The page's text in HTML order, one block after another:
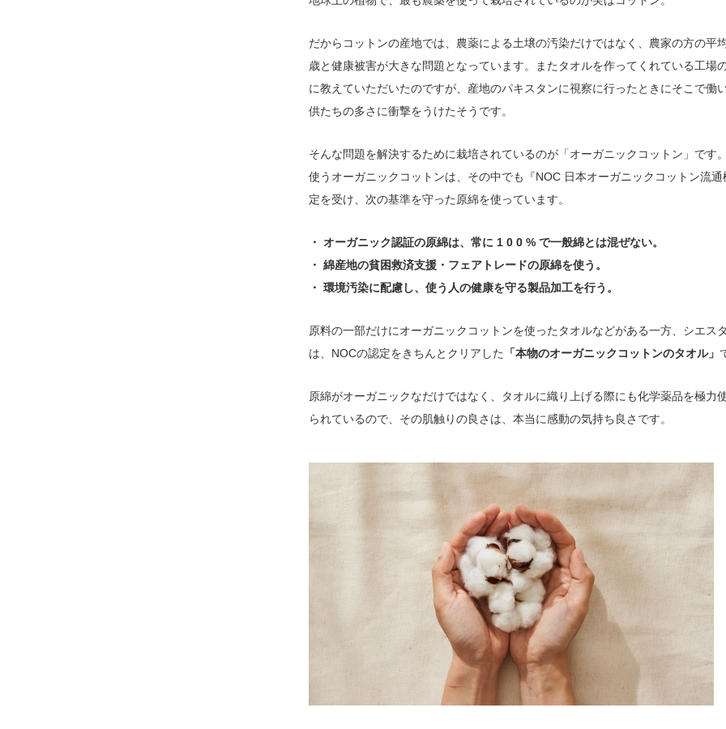
だからコットンの産地では、農薬による土壌の汚染だけではなく、農家の方の平
歳と健康被害が大きな問題となっています。またタオルを作ってくれている工場
に教えていただいたのですが、産地のパキスタンに視察に行ったときにそこで働
供たちの多さに衝撃をうけたそうです。
そんな問題を解決するために栽培されているのが「オーガニックコットン」です
使うオーガニックコットンは、その中でも『NOC 日本オーガニックコットン流通
定を受け、次の基準を守った原綿を使っています。
・ オーガニック認証の原綿は、常に 1 0 0 % で一般綿とは混ぜない。
・ 綿産地の貧困救済支援・フェアトレードの原綿を使う。
・ 環境汚染に配慮し、使う人の健康を守る製品加工を行う。
原料の一部だけにオーガニックコットンを使ったタオルなどがある一方、シエス
は、NOCの認定をきちんとクリアした 「本物のオーガニックコットンのタオル」
原綿がオーガニックなだけではなく、タオルに織り上げる際にも化学薬品を極力
られているので、その肌触りの良さは、本当に感動の気持ち良さです。